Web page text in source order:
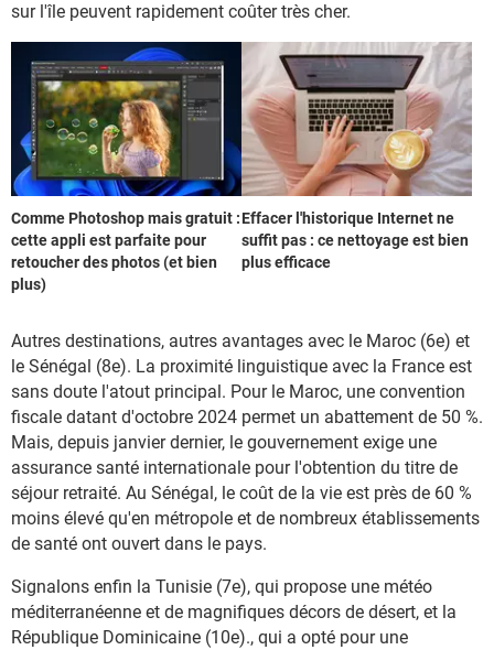
sur l'île peuvent rapidement coûter très cher.
Comme Photoshop mais gratuit :
cette appli est parfaite pour
retoucher des photos (et bien
plus)
Effacer l'historique Internet ne
suffit pas : ce nettoyage est bien
plus efficace
Autres destinations, autres avantages avec le Maroc (6e) et
le Sénégal (8e). La proximité linguistique avec la France est
sans doute l'atout principal. Pour le Maroc, une convention
fiscale datant d'octobre 2024 permet un abattement de 50 %.
Mais, depuis janvier dernier, le gouvernement exige une
assurance santé internationale pour l'obtention du titre de
séjour retraité. Au Sénégal, le coût de la vie est près de 60 %
moins élevé qu'en métropole et de nombreux établissements
de santé ont ouvert dans le pays.
Signalons enfin la Tunisie (7e), qui propose une météo
méditerranéenne et de magnifiques décors de désert, et la
République Dominicaine (10e)., qui a opté pour une